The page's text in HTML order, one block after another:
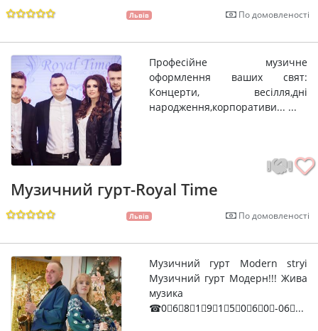
Львів По домовленості
Професійне музичне
оформлення ваших свят:
Концерти, весілля,дні
народження,корпоративи... ...
Музичний гурт-Royal Time
Львів По домовленості
Музичний гурт Modern stryi
Музичний гурт Модерн!!! Жива
музика
☎0⃣6⃣8⃣1⃣9⃣1⃣5⃣0⃣6⃣0⃣-06⃣...